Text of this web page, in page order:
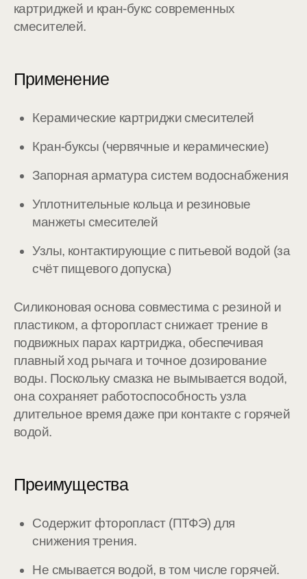
картриджей и кран-букс современных
смесителей.
Применение
Керамические картриджи смесителей
Кран-буксы (червячные и керамические)
Запорная арматура систем водоснабжения
Уплотнительные кольца и резиновые
манжеты смесителей
Узлы, контактирующие с питьевой водой (за
счёт пищевого допуска)
Силиконовая основа совместима с резиной и
пластиком, а фторопласт снижает трение в
подвижных парах картриджа, обеспечивая
плавный ход рычага и точное дозирование
воды. Поскольку смазка не вымывается водой,
она сохраняет работоспособность узла
длительное время даже при контакте с горячей
водой.
Преимущества
Содержит фторопласт (ПТФЭ) для
снижения трения.
Не смывается водой, в том числе горячей.